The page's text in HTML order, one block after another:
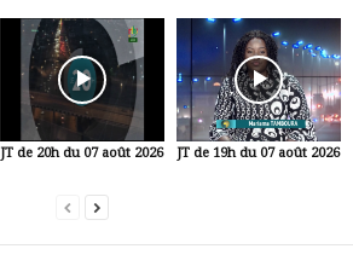
JT de 20h du 07 août 2026 JT de 19h du 07 août 2026